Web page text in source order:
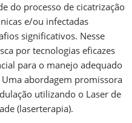
do processo de cicatrização
e/ou infectadas
significativos. Nesse
por tecnologias eficazes
para o manejo adequado
Uma abordagem promissora
utilizando o Laser de
(laserterapia).